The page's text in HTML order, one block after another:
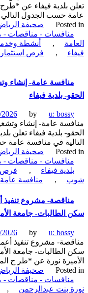
الملك
عبدالعزيز
العسكرية
بلدية فيفاء عن *طرح
حسب الجدول التالي
صحيفة الرياض ,
- مناقصات -
, أنشطة وخدمات
, فرص استثمارية
عامة- إنشاء
بلدية فيفاء
07/2026 by
u:
عامة- إنشاء وتشغيل
بلدية فيفاء تعلن
في منافسة عامة حسب
صحيفة الرياض ,
- مناقصات -
فيفاء
, فرص
, منافسة عامة
مشروع تنفيذ
جامعة الأميرة
07/2026 by
u:
مشروع تنفيذ أعمال
الطالبات- جامعة الأميرة
نورة عن *طر ح
صحيفة الرياض ,
- مناقصات -
بنت عبدالرحمن
,